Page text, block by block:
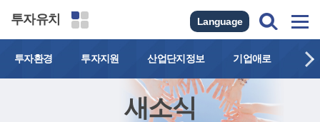
투자유치 Language
투자환경 투자지원 산업단지정보 기업애로 연
새소식